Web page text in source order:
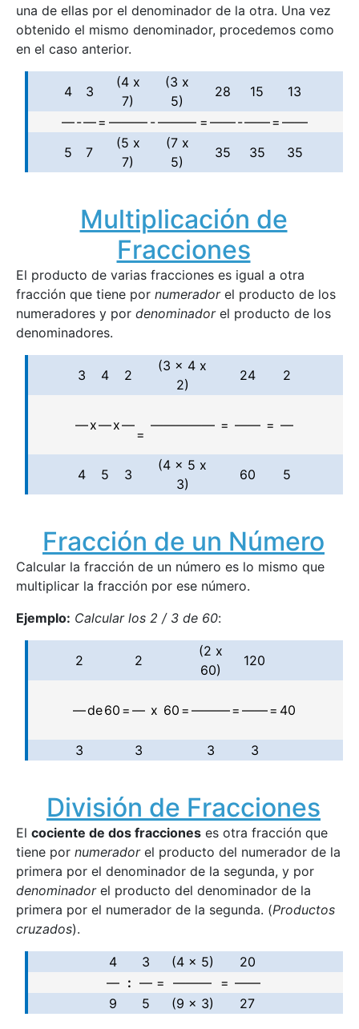
una de ellas por el denominador de la otra. Una vez
obtenido el mismo denominador, procedemos como
en el caso anterior.
4 3
(4 x
7)
(3 x
5)
28 15
13
—-—= ——— -——— = ——-——= ——
5
7
(5 x
7)
(7 x
5)
35 35 35
Multiplicación de
Fracciones
El producto de varias fracciones es igual a otra
fracción que tiene por numeradorel producto de los
numeradores y por denominadorel producto de los
denominadores.
3 4 2
(3 x 4 x
2)
24 2
—x—x—
=
————— = —— = —
4 5 3
(4 x 5 x
3)
60 5
Fracción de un Número
Calcular la fracción de un número es lo mismo que
multiplicar la fracción por ese número.
Ejemplo: Calcular los 2 / 3 de 60:
2 2
(2 x
60)
120
—de60 = — x 60 = ———= ——= 40
3 3 3 3
División de Fracciones
El cociente de dos fracciones es otra fracción que
tiene por numeradorel producto del numerador de la
primera por el denominador de la segunda, y por
denominadorel producto del denominador de la
primera por el numerador de la segunda. (Productos
cruzados).
4 3 (4 x 5)
20
— : — = ——— = ——
9
5 (9 x 3) 27